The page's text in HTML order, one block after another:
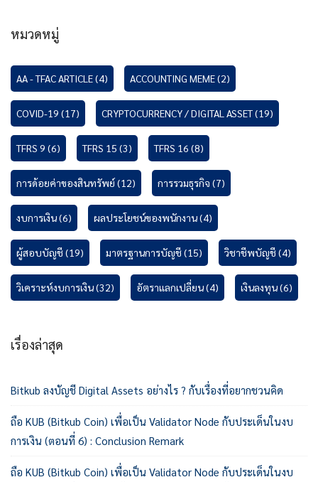
หมวดหมู่
AA - TFAC ARTICLE(4) ACCOUNTING MEME(2)
COVID-19 (17) CRYPTOCURRENCY / DIGITAL ASSET(19)
TFRS 9 (6) TFRS 15 (3) TFRS 16 (8)
การด้อยค่าของสินทรัพย์(12) การรวมธุรกิจ (7)
งบการเงิน(6) ผลประโยชน์ของพนักงาน(4)
ผู้สอบบัญชี(19) มาตรฐานการบัญชี(15) วิชาชีพบัญชี(4)
วิเคราะห์งบการเงิน(32) อัตราแลกเปลี่ยน(4) เงินลงทุน(6)
เรื่องล่าสุด
Bitkub ลงบัญชี Digital Assets อย่างไร ? กับเรื่องที่อยากชวนคิด
ถือ KUB (Bitkub Coin) เพื่อเป็น Validator Node กับประเด็นในงบ
การเงิน (ตอนที่ 6) : Conclusion Remark
ถือ KUB (Bitkub Coin) เพื่อเป็น Validator Node กับประเด็นในงบ